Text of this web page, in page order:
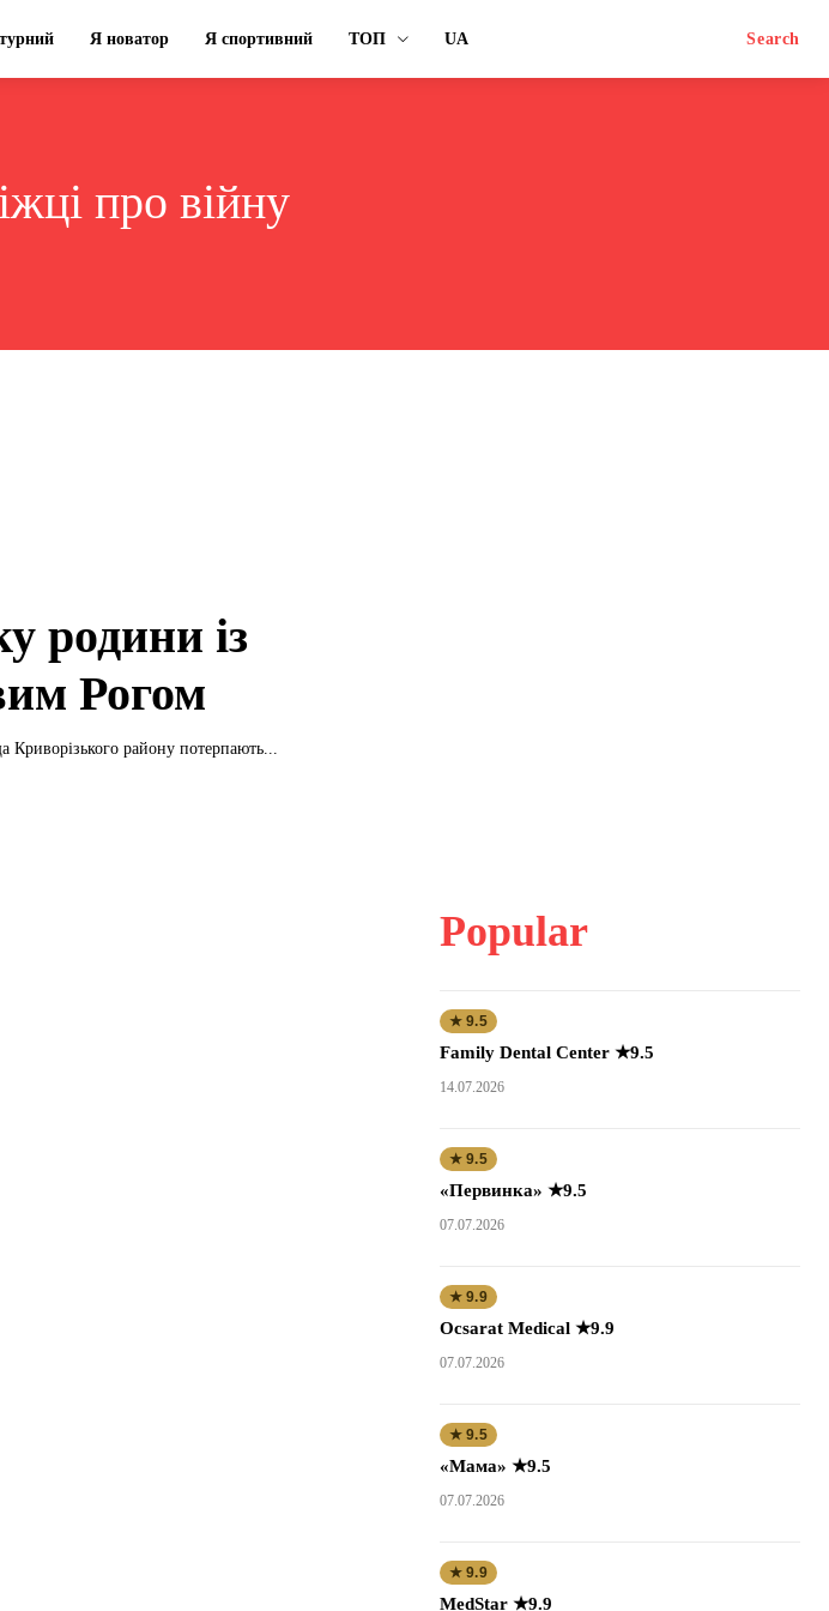
Я новатор Я спортивний ТОП UA Search
про війну
родини із
Рогом
Криворізького району потерпають...
Popular
★ 9.5
Family Dental Center ★9.5
14.07.2026
★ 9.5
«Первинка» ★9.5
07.07.2026
★ 9.9
Ocsarat Medical ★9.9
07.07.2026
★ 9.5
«Мама» ★9.5
07.07.2026
★ 9.9
MedStar ★9.9